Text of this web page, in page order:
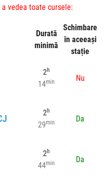
vedea toate cursele:
Durată
minimă
Schimbare
în aceeași
stație
2h
14min Nu
2h
29min Da
2h
44min Da